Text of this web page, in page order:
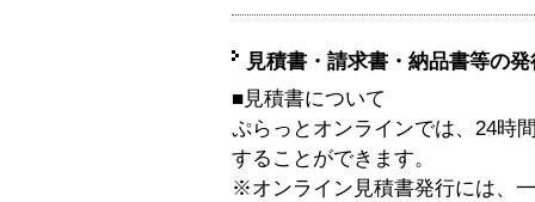
見積書・請求書・納品書等の
■見積書について
ぷらっとオンラインでは、24時
することができます。
※オンライン見積書発行には、